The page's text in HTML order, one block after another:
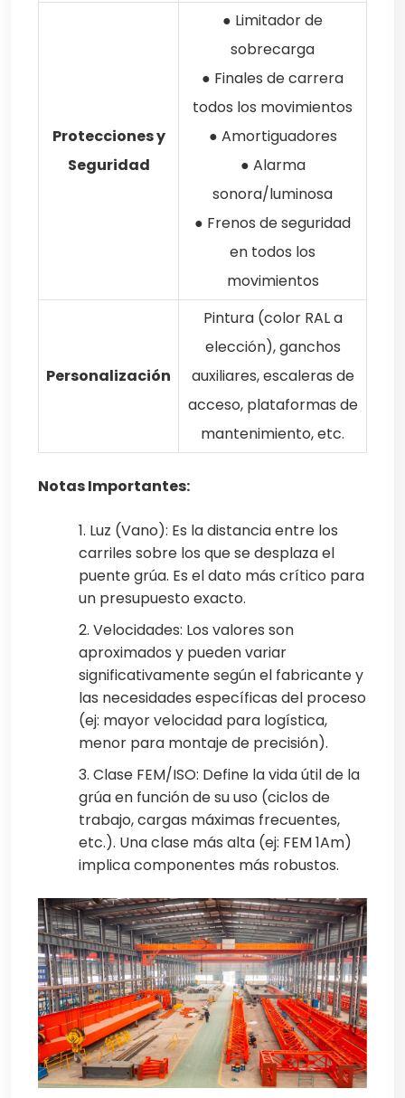
Protecciones y
Seguridad
● Limitador de
sobrecarga
● Finales de carrera
todos los movimientos
● Amortiguadores
● Alarma
sonora/luminosa
● Frenos de seguridad
en todos los
movimientos
Personalización
Pintura (color RAL a
elección), ganchos
auxiliares, escaleras de
acceso, plataformas de
mantenimiento, etc.
Notas Importantes:
1. Luz (Vano): Es la distancia entre los
carriles sobre los que se desplaza el
puente grúa. Es el dato más crítico para
un presupuesto exacto.
2. Velocidades: Los valores son
aproximados y pueden variar
significativamente según el fabricante y
las necesidades específicas del proceso
(ej: mayor velocidad para logística,
menor para montaje de precisión).
3. Clase FEM/ISO: Define la vida útil de la
grúa en función de su uso (ciclos de
trabajo, cargas máximas frecuentes,
etc.). Una clase más alta (ej: FEM 1Am)
implica componentes más robustos.